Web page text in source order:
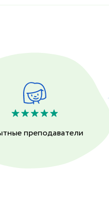
преподаватели